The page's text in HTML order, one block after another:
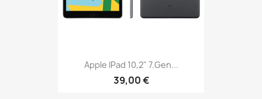
Apple IPad 10,2" 7.Gen...
39,00 €